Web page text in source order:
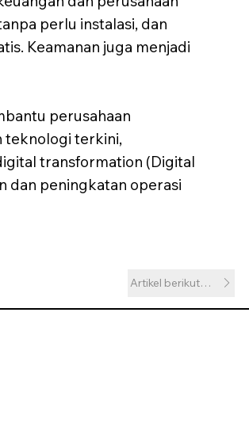
perlu instalasi, dan
Keamanan juga menjadi
perusahaan
teknologi terkini,
transformation (Digital
dan peningkatan operasi
Artikel berikutnya